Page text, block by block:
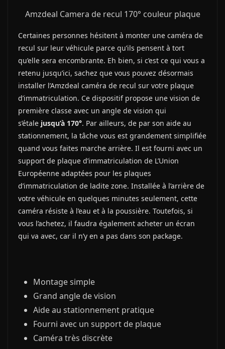
Amzdeal Camera de recul 170° couleur plaque
Certaines personnes hésitent à monter une caméra de
recul sur leur véhicule parce qu’ils pensent à tort
qu’elle sera encombrante. Eh bien, si c’est ce qui vous a
retenu jusqu’ici, sachez que vous pouvez désormais
installer l’Amzdeal caméra de recul sur votre plaque
d’immatriculation. Ce dispositif propose une vision de
première classe avec un angle de vision qui
s’étale jusqu’à 170°. Par ailleurs, de par son aide au
stationnement, la tâche vous est grandement simplifiée
quand vous faites marche arrière. Il est fourni avec un
support de plaque d’immatriculation de L’Union
Européenne adaptées pour les plaques
d’immatriculation de ladite zone. Installée à l’arrière de
votre véhicule en quelques minutes seulement, cette
caméra résiste à l’eau et à la poussière. Toutefois, si
vous l’achetez, il faudra également acheter un écran
qui va avec, car il n’y en a pas dans son package.
Montage simple
Grand angle de vision
Aide au stationnement pratique
Fourni avec un support de plaque
Caméra très discrète